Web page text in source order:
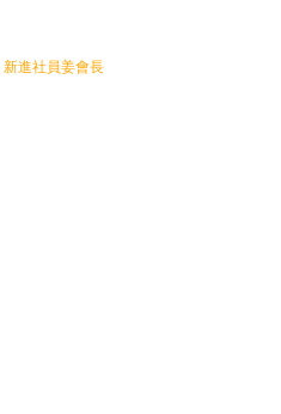
新進社員姜會長